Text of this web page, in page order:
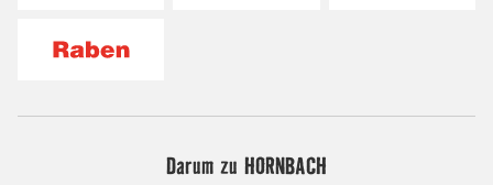
Darum zu HORNBACH